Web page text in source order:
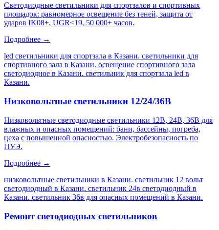
Светодиодные светильники для спортзалов и спортивных
площадок: равномерное освещение без теней, защита от
ударов IK08+, UGR<19, 50 000+ часов.
Подробнее →
led светильники для спортзала в Казани. светильники для
спортивного зала в Казани. освещение спортивного зала
светодиодное в Казани. светильник для спортзала led в
Казани.
Низковольтные светильники 12/24/36В
Низковольтные светодиодные светильники 12В, 24В, 36В для
влажных и опасных помещений: бани, бассейны, погреба,
цеха с повышенной опасностью. Электробезопасность по
ПУЭ.
Подробнее →
низковольтные светильники в Казани. светильник 12 вольт
светодиодный в Казани. светильник 24в светодиодный в
Казани. светильник 36в для опасных помещений в Казани.
Ремонт светодиодных светильников